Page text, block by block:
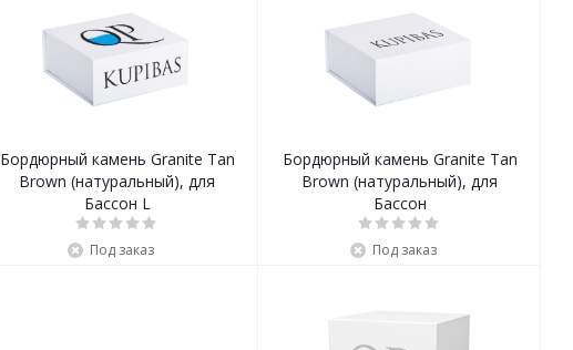
Бордюрный камень Granite Tan
Brown (натуральный), для
Бассон L
Под заказ
Бордюрный камень Granite Tan
Brown (натуральный), для
Бассон
Под заказ